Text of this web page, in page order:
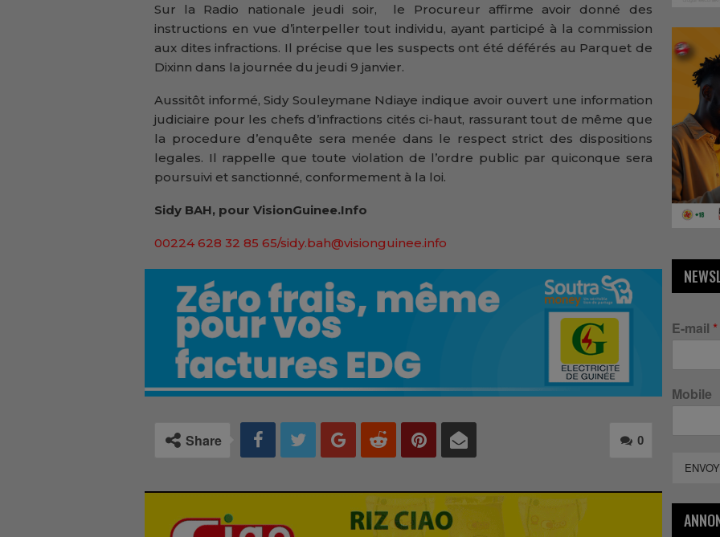
Sur la Radio nationale jeudi soir, le Procureur affirme avoir donné des
instructions en vue d’interpeller tout individu, ayant participé à la commission
aux dites infractions. Il précise que les suspects ont été déférés au Parquet de
Dixinn dans la journée du jeudi 9 janvier.
Aussitôt informé, Sidy Souleymane Ndiaye indique avoir ouvert une information
judiciaire pour les chefs d’infractions cités ci-haut, rassurant tout de même que
la procedure d’enquête sera menée dans le respect strict des dispositions
legales. Il rappelle que toute violation de l’ordre public par quiconque sera
poursuivi et sanctionné, conformement à la loi.
Sidy BAH, pour VisionGuinee.Info
00224 628 32 85 65/sidy.bah@visionguinee.info
0
Share
E-mail *
Mobile